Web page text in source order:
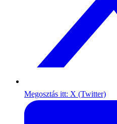
Megosztás itt: X (Twitter)